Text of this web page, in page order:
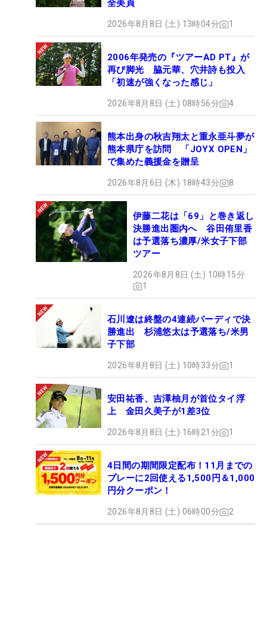
全美貞
2026年8月8日 (土) 13時04分 1
2006年発売の『ツアーAD PT』が
再び脚光 脇元華、穴井詩も投入
「初速が強くなった感じ」
2026年8月8日 (土) 08時56分 4
熊本出身の秋吉翔太と重永亜斗夢が
熊本県庁を訪問 「JOYX OPEN」
で集めた義援金を贈呈
2026年8月6日 (木) 18時43分 8
伊藤二花は「69」と巻き返し
決勝進出圏内へ 谷田侑里香
は予選落ち濃厚/米女子下部
ツアー
2026年8月8日 (土) 10時15分
1
石川遼は終盤の4連続バーディで決
勝進出 杉浦悠太は予選落ち/米男
子下部
2026年8月8日 (土) 10時33分 1
安田祐香、吉澤柚月が首位タイ浮
上 金田久美子が1差3位
2026年8月8日 (土) 16時21分 1
4日間の期間限定配布！11月までの
プレーに2回使える1,500円＆1,000
円分クーポン！
2026年8月8日 (土) 06時00分 2